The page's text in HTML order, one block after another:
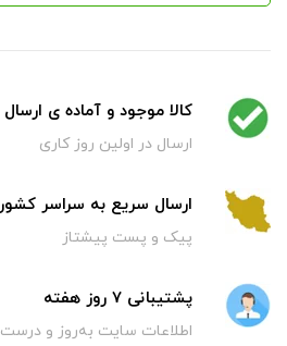
کالا موجود و آماده ی ارسال
ارسال در اولین روز کاری
ارسال سریع به سراسر کشور
پیک و پست پیشتاز
پشتیبانی 7 روز هفته
اطلاعات سایت به‌روز و درست